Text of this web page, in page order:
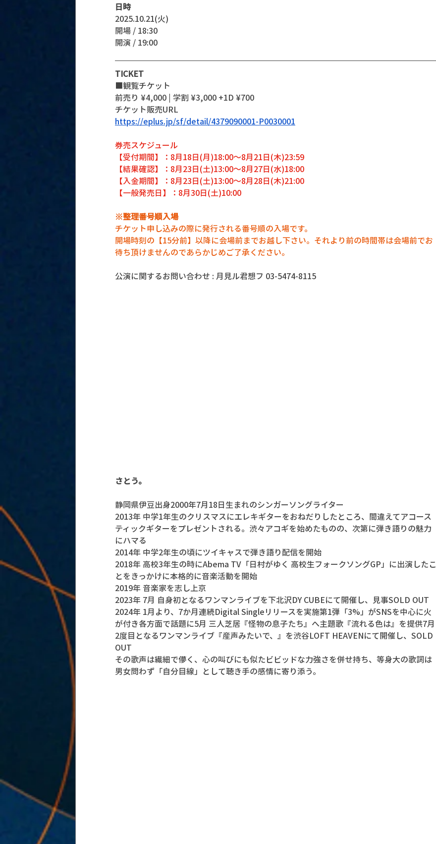
日時
2025.10.21(火)
開場 / 18:30
開演 / 19:00
TICKET
■観覧チケット
前売り ¥4,000 | 学割 ¥3,000 +1D ¥700
チケット販売URL
https://eplus.jp/sf/detail/4379090001-P0030001
券売スケジュール
【受付期間】：8月18日(月)18:00～8月21日(木)23:59
【結果確認】：8月23日(土)13:00～8月27日(水)18:00
【入金期間】：8月23日(土)13:00～8月28日(木)21:00
【一般発売日】：8月30日(土)10:00
※整理番号順入場
チケット申し込みの際に発行される番号順の入場です。
開場時刻の【15分前】以降に会場前までお越し下さい。それより前の時間帯は会場前でお
待ち頂けませんのであらかじめご了承ください。
公演に関するお問い合わせ : 月見ル君想フ 03-5474-8115
さとう。
静岡県伊豆出身2000年7月18日生まれのシンガーソングライター
2013年 中学1年生のクリスマスにエレキギターをおねだりしたところ、間違えてアコース
ティックギターをプレゼントされる。渋々アコギを始めたものの、次第に弾き語りの魅力
にハマる
2014年 中学2年生の頃にツイキャスで弾き語り配信を開始
2018年 高校3年生の時にAbema TV「日村がゆく 高校生フォークソングGP」に出演したこ
とをきっかけに本格的に音楽活動を開始
2019年 音楽家を志し上京
2023年 7月 自身初となるワンマンライブを下北沢DY CUBEにて開催し、見事SOLD OUT
2024年 1月より、7か月連続Digital Singleリリースを実施第1弾「3%」がSNSを中心に火
が付き各方面で話題に5月 三人芝居『怪物の息子たち』へ主題歌『流れる色は』を提供7月
2度目となるワンマンライブ『産声みたいで、』を渋谷LOFT HEAVENにて開催し、SOLD
OUT
その歌声は繊細で儚く、心の叫びにも似たビビッドな力強さを併せ持ち、等身大の歌詞は
男女問わず「自分目線」として聴き手の感情に寄り添う。